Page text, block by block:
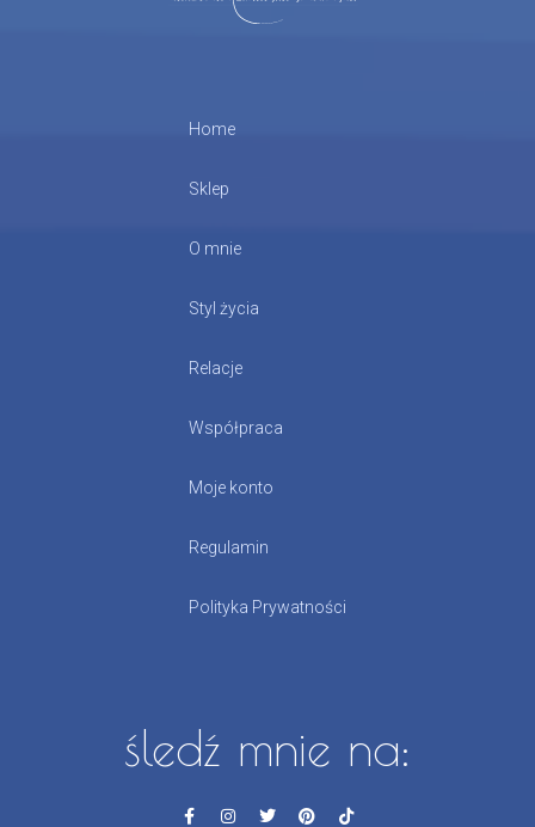
Home
Sklep
O mnie
Styl życia
Relacje
Współpraca
Moje konto
Regulamin
Polityka Prywatności
śledź mnie na: